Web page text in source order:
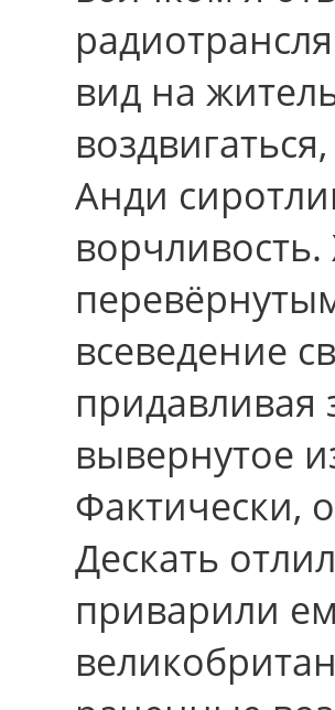
вид на
Анди
всеведение
придавливая
вывернутое
Фактически,
Дескать
приварили